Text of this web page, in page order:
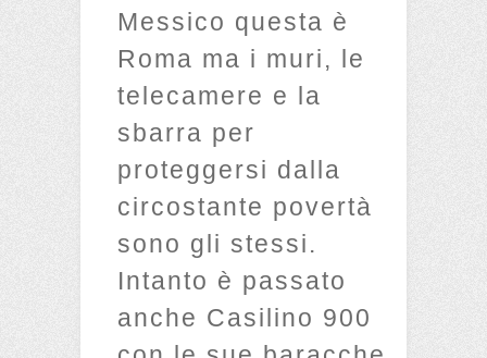
Messico questa è
Roma ma i muri, le
telecamere e la
sbarra per
proteggersi dalla
circostante povertà
sono gli stessi.
Intanto è passato
anche Casilino 900